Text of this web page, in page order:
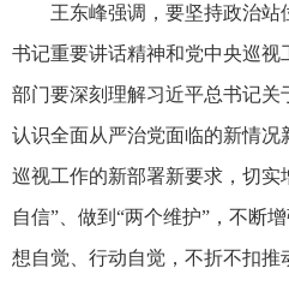
王东峰强调，要坚持政治站
书记重要讲话精神和党中央巡视
部门要深刻理解习近平总书记关
认识全面从严治党面临的新情
巡视工作的新部署新要求，切实
自信”、做到“两个维护”，不断
想自觉、行动自觉，不折不扣